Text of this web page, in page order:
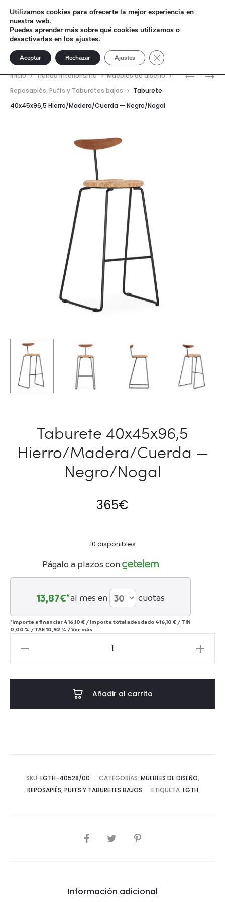
MESA
MESA
Inicio Tienda interiorismo
Muebles de diseño
Reposapiés, Puffs y Taburetes bajos
Taburete
40x45x96,5 Hierro/Madera/Cuerda — Negro/Nogal
Taburete 40x45x96,5
Hierro/Madera/Cuerda —
Negro/Nogal
365€
10 disponibles
Págalo a plazos con
13,87€*al mes en cuotas
*Importe a financiar 416,10 € / Importe total adeudado 416,10 € / TIN
0,00 % / TAE10,92 % /Ver más
Añadir al carrito
SKU: LGTH-40528/00 CATEGORÍAS: MUEBLES DE DISEÑO,
REPOSAPIÉS, PUFFS Y TABURETES BAJOS
ETIQUETA: LGTH
COMPARTIR
Información adicional
Utilizamos cookies para ofrecerte la mejor experiencia en
nuestra web.
Puedes aprender más sobre qué cookies utilizamos o
desactivarlas en los ajustes.
Aceptar Rechazar Ajustes Cerrar el banner de